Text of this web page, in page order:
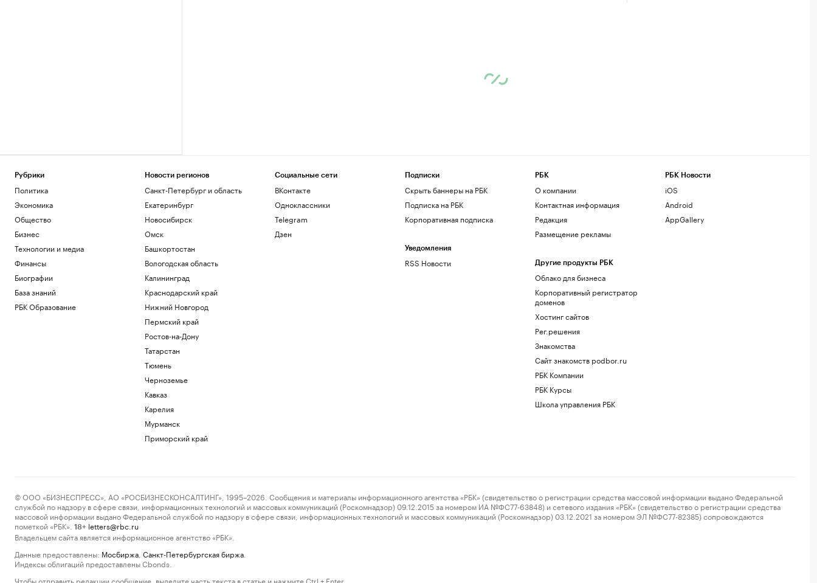
Рубрики
Политика
Экономика
Общество
Бизнес
Технологии и медиа
Финансы
Биографии
База знаний
РБК Образование
Новости регионов
Санкт-Петербург и область
Екатеринбург
Новосибирск
Омск
Башкортостан
Вологодская область
Калининград
Краснодарский край
Нижний Новгород
Пермский край
Ростов-на-Дону
Татарстан
Тюмень
Черноземье
Кавказ
Карелия
Мурманск
Приморский край
Социальные сети
ВКонтакте
Одноклассники
Telegram
Дзен
Подписки
Скрыть баннеры на РБК
Подписка на РБК
Корпоративная подписка
Уведомления
RSS Новости
РБК
О компании
Контактная информация
Редакция
Размещение рекламы
Другие продукты РБК
Облако для бизнеса
Корпоративный регистратор
доменов
Хостинг сайтов
Рег.решения
Знакомства
Сайт знакомств podbor.ru
РБК Компании
РБК Курсы
Школа управления РБК
РБК Новости
iOS
Android
AppGallery
© ООО «БИЗНЕСПРЕСС», АО «РОСБИЗНЕСКОНСАЛТИНГ», 1995–2026. Сообщения и материалы информационного агентства «РБК» (свидетельство о регистрации средства массовой информации выдано Федеральной
службой по надзору в сфере связи, информационных технологий и массовых коммуникаций (Роскомнадзор) 09.12.2015 за номером ИА №ФС77-63848) и сетевого издания «РБК» (свидетельство о регистрации средства
массовой информации выдано Федеральной службой по надзору в сфере связи, информационных технологий и массовых коммуникаций (Роскомнадзор) 03.12.2021 за номером ЭЛ №ФС77-82385) сопровождаются
пометкой «РБК».
18+ letters@rbc.ru
Владельцем сайта является информационное агентство «РБК».
Данные предоставлены: Мосбиржа Санкт-Петербургская биржа
Индексы облигаций предоставлены Cbonds.
Чтобы отправить редакции сообщение, выделите часть текста в статье и нажмите Ctrl + Enter